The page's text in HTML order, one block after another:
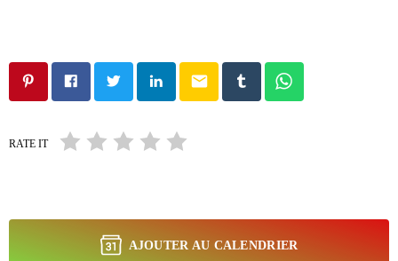
email
RATE IT
AJOUTER AU CALENDRIER